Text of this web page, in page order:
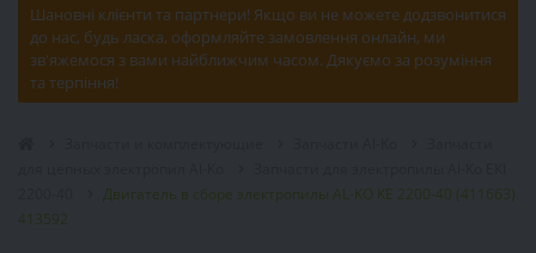
Шановні клієнти та партнери! Якщо ви не можете додзвонитися
до нас, будь ласка, оформляйте замовлення онлайн, ми
зв'яжемося з вами найближчим часом. Дякуємо за розуміння
та терпіння!
Двигатель в сборе электропилы AL-KO KE 2200-40 (411663)
413592